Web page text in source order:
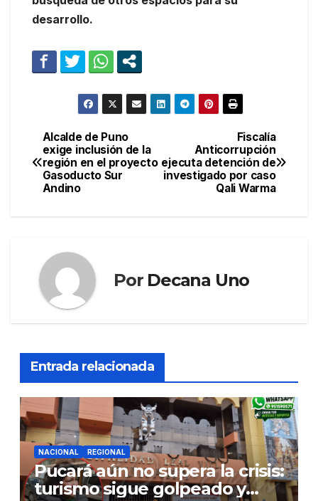
desarrollo.
Navegación
de
Fiscalía
Anticorrupción
ejecuta detención de
investigado por caso
Qali Warma
Alcalde de Puno
exige inclusión de la
región en el proyecto
Gasoducto Sur
Andino
Por Decana Uno
Entrada relacionada
NACIONAL REGIONAL
Pucará aún no supera la crisis:
turismo sigue golpeado y